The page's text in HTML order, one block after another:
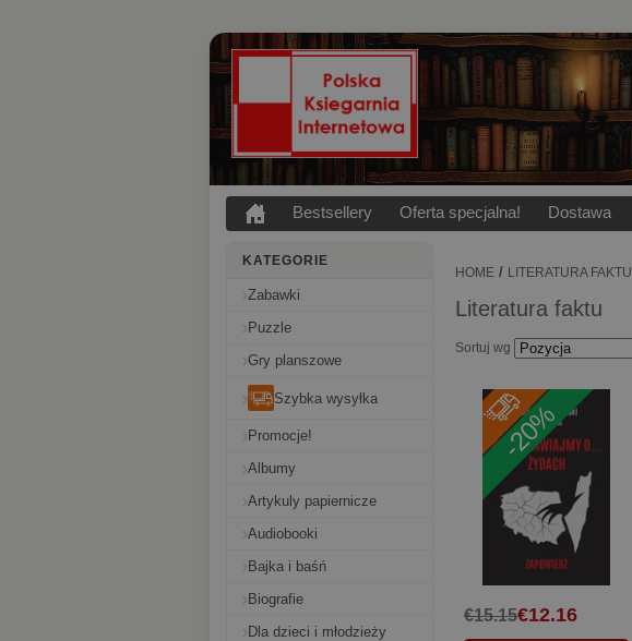
Bestsellery Oferta specjalna! Dostawa
KATEGORIE
Zabawki
Puzzle
Gry planszowe
Szybka wysyłka
Promocje!
Albumy
Artykuly papiernicze
Audiobooki
Bajka i baśń
Biografie
Dla dzieci i młodzieży
HOME / LITERATURA FAKTU
Literatura faktu
Sortuj wg
-20%
€12.16
€15.15